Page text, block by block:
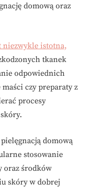
domową oraz
niezwykle istotna,
tkanek
odpowiednich
czy preparaty z
procesy
domową
stosowanie
oraz środków
skóry w dobrej